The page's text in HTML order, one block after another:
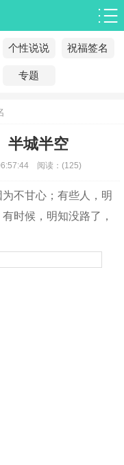
个性说说 祝福签名
专题
半城半空
阅读： (125)
不甘心；有些人，明
时候，明知没路了，